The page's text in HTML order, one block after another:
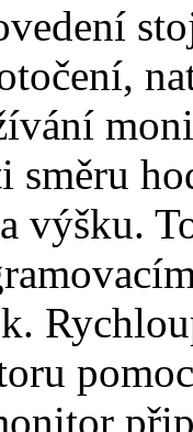
směru
výšku.